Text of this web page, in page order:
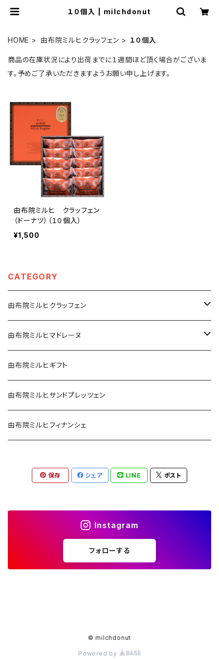
１０個入 | milchdonut
HOME 由布院ミルヒクラッフェン １０個入
商品の在庫状況により出荷までに１週間ほど頂く場合がございま
す。予めご了承いただきますようお願い申し上げます。
由布院ミルヒ クラッフェン
（ドーナツ）（１０個入）
¥1,500
CATEGORY
由布院ミルヒクラッフェン
５個入
１０個入
１５個入
ミニボックス
由布院ミルヒマドレーヌ
５個入り
１０個入り
１５個入り
由布院ミルヒギフト
由布院ミルヒサンドプレッツェン
由布院ミルヒフィナンシェ
保存 シェア LINE ポスト
Instagram
フォローする
© milchdonut
Powered by